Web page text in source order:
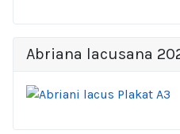
Abriana lacusana